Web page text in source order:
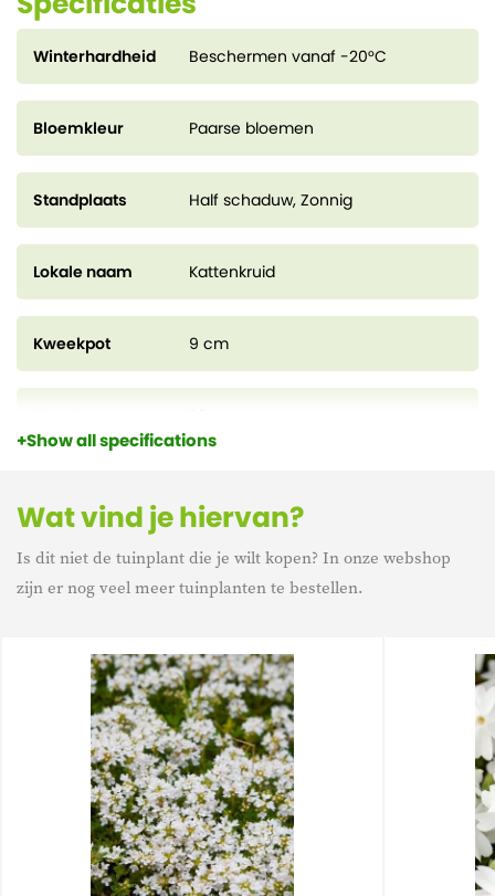
grond.
Winterhardheid Beschermen vanaf -20°C
Bloemkleur Paarse bloemen
Standplaats Half schaduw, Zonnig
Lokale naam Kattenkruid
Kweekpot 9 cm
Kenmerk Winterhard
Kenmerk Bodembedekkers
Show all specifications
Wat vind je hiervan?
Is dit niet de tuinplant die je wilt kopen? In onze webshop
zijn er nog veel meer tuinplanten te bestellen.